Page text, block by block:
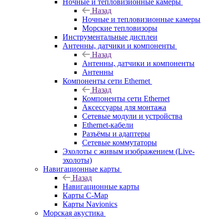
Ночные и тепловизионные камеры
Назад
Ночные и тепловизионные камеры
Морские тепловизоры
Инструментальные дисплеи
Антенны, датчики и компоненты
Назад
Антенны, датчики и компоненты
Антенны
Компоненты сети Ethernet
Назад
Компоненты сети Ethernet
Аксессуары для монтажа
Сетевые модули и устройства
Ethernet-кабели
Разъёмы и адаптеры
Сетевые коммутаторы
Эхолоты с живым изображением (Live-
эхолоты)
Навигационные карты
Назад
Навигационные карты
Карты C-Map
Карты Navionics
Морская акустика